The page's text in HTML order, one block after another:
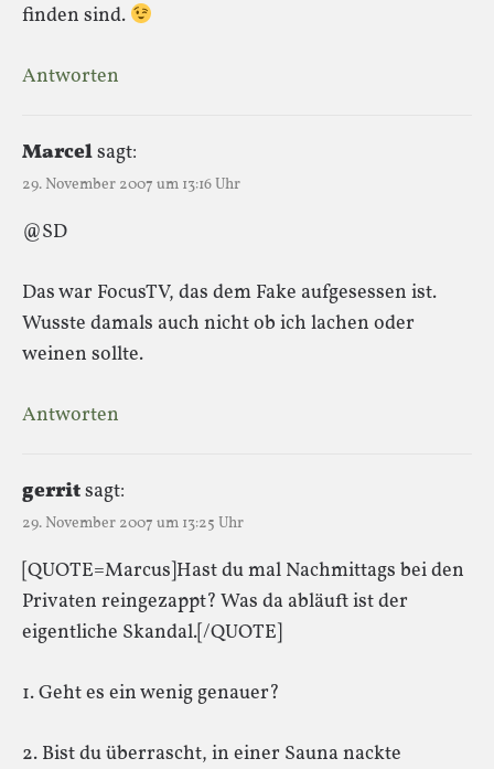
finden sind.
Antworten
Marcelsagt:
29. November 2007 um 13:16 Uhr
@SD
Das war FocusTV, das dem Fake aufgesessen ist.
Wusste damals auch nicht ob ich lachen oder
weinen sollte.
Antworten
gerritsagt:
29. November 2007 um 13:25 Uhr
[QUOTE=Marcus]Hast du mal Nachmittags bei den
Privaten reingezappt? Was da abläuft ist der
eigentliche Skandal.[/QUOTE]
1. Geht es ein wenig genauer?
2. Bist du überrascht, in einer Sauna nackte